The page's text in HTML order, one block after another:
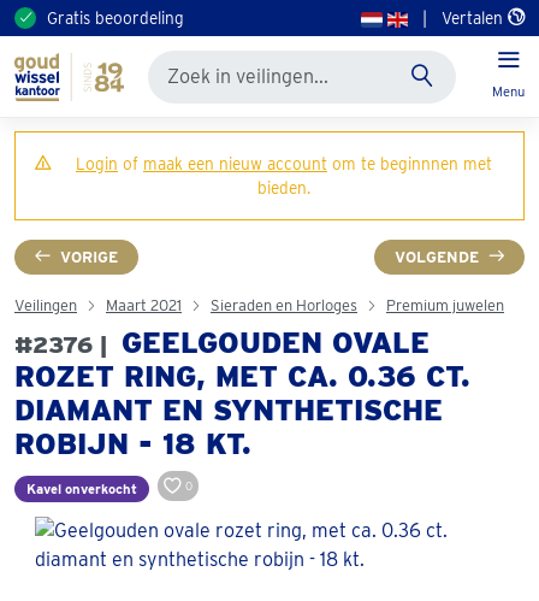
Gratis beoordeling Vertalen
Menu
Login of maak een nieuw account om te beginnnen met
bieden.
VORIGE VOLGENDE
Veilingen Maart 2021 Sieraden en Horloges Premium juwelen
#2376 |
GEELGOUDEN OVALE
ROZET RING, MET CA. 0.36 CT.
DIAMANT EN SYNTHETISCHE
ROBIJN - 18 KT.
Kavel onverkocht 0